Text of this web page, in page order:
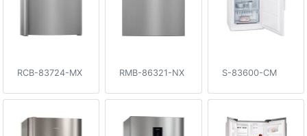
RCB-83724-MX RMB-86321-NX S-83600-CM